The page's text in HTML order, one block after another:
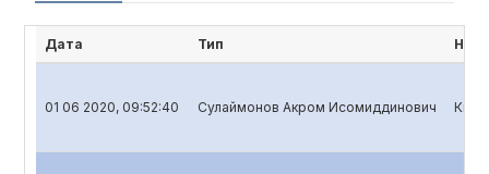
Дата Тип
01 06 2020, 09:52:40 Сулаймонов Акром Исомиддинович